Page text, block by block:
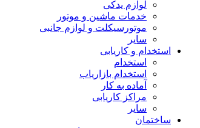
لوازم یدکی
خدمات ماشین و موتور
موتورسیکلت و لوازم جانبی
سایر
استخدام و کاریابی
استخدام
استخدام بازاریاب
آماده به کار
مراکز کاریابی
سایر
ساختمان